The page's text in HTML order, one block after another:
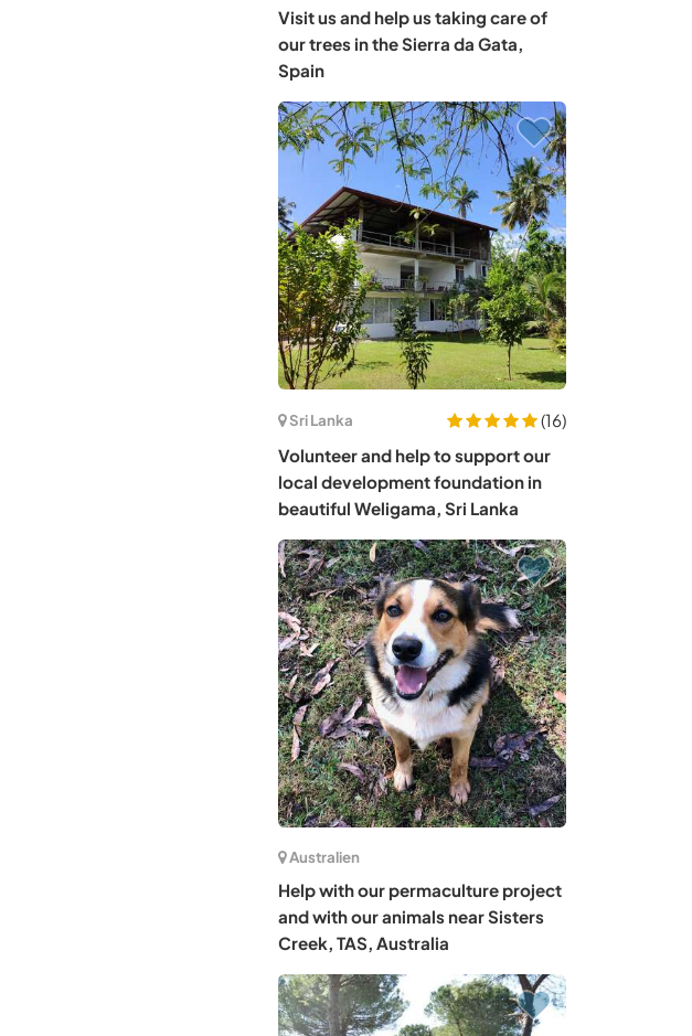
Visit us and help us taking care of
our trees in the Sierra da Gata,
Spain
Sri Lanka
(16)
Volunteer and help to support our
local development foundation in
beautiful Weligama, Sri Lanka
Australien
Help with our permaculture project
and with our animals near Sisters
Creek, TAS, Australia